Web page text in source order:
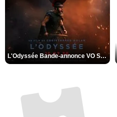
L'Odyssée Bande-annonce VO STFR